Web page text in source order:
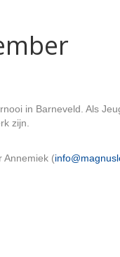
in Barneveld. Als
zijn.
Annemiek (